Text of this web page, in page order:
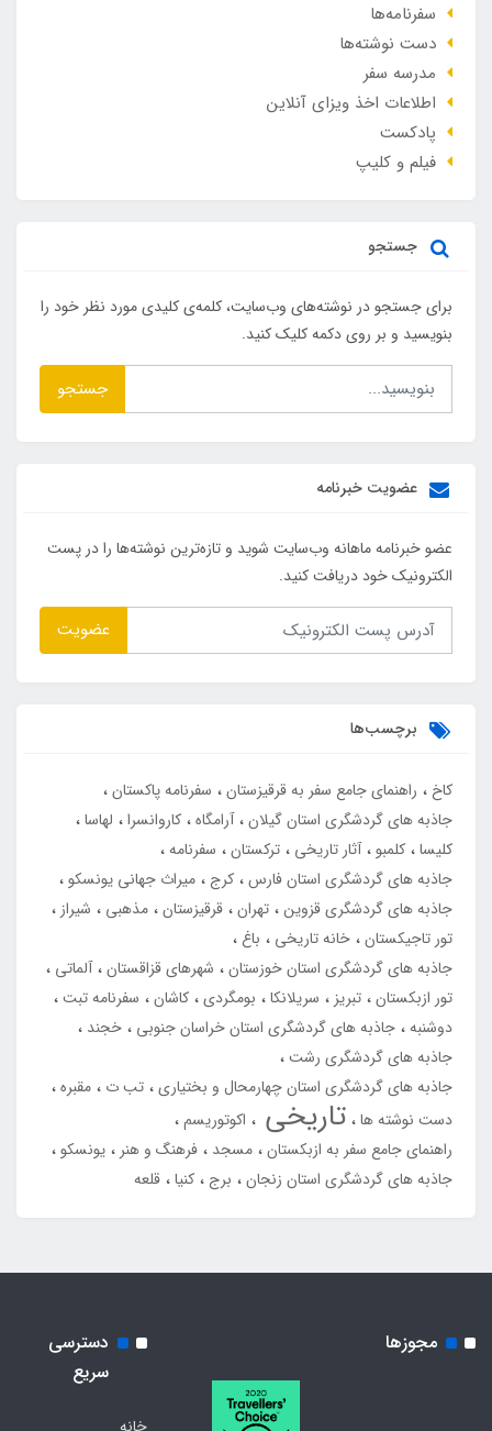
سفرنامه‌ها
دست نوشته‌ها
مدرسه سفر
اطلاعات اخذ ویزای آنلاین
پادکست
فیلم و کلیپ
جستجو
برای جستجو در نوشته‌های وب‌سایت، کلمه‌ی کلیدی مورد نظر خود را
بنویسید و بر روی دکمه کلیک کنید.
جستجو
عضویت خبرنامه
عضو خبرنامه ماهانه وب‌سایت شوید و تازه‌ترین نوشته‌ها را در پست
الکترونیک خود دریافت کنید.
عضویت
برچسب‌ها
کاخ راهنمای جامع سفر به قرقیزستان
سفرنامه پاکستان
جاذبه های گردشگری استان گیلان آرامگاه کاروانسرا
لهاسا
کلیسا کلمبو آثار تاریخی ترکستان
سفرنامه
جاذبه های گردشگری استان فارس کرج میراث جهانی یونسکو
جاذبه های گردشگری قزوین تهران قرقیزستان مذهبی
شیراز
تور تاجیکستان خانه تاریخی
باغ
جاذبه های گردشگری استان خوزستان
شهرهای قزاقستان آلماتی
تور ازبکستان تبریز سریلانکا بومگردی کاشان
سفرنامه تبت
دوشنبه جاذبه های گردشگری استان خراسان جنوبی
خجند
جاذبه های گردشگری رشت
جاذبه های گردشگری استان چهارمحال و بختیاری تب ت
مقبره
دست نوشته ها تاریخی
اکوتوریسم
راهنمای جامع سفر به ازبکستان مسجد فرهنگ و هنر
یونسکو
جاذبه های گردشگری استان زنجان
برج کنیا قلعه
مجوزها
دسترسی
سریع